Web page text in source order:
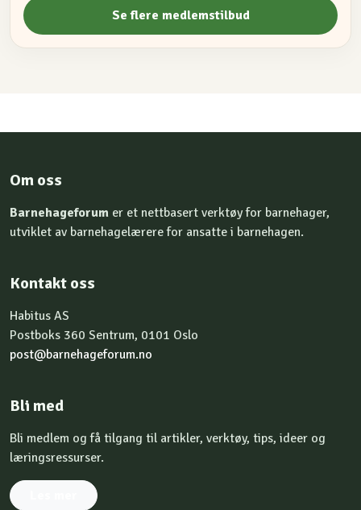
Se flere medlemstilbud
Om oss
Barnehageforum er et nettbasert verktøy for barnehager,
utviklet av barnehagelærere for ansatte i barnehagen.
Kontakt oss
Habitus AS
Postboks 360 Sentrum, 0101 Oslo
post@barnehageforum.no
Bli med
Bli medlem og få tilgang til artikler, verktøy, tips, ideer og
læringsressurser.